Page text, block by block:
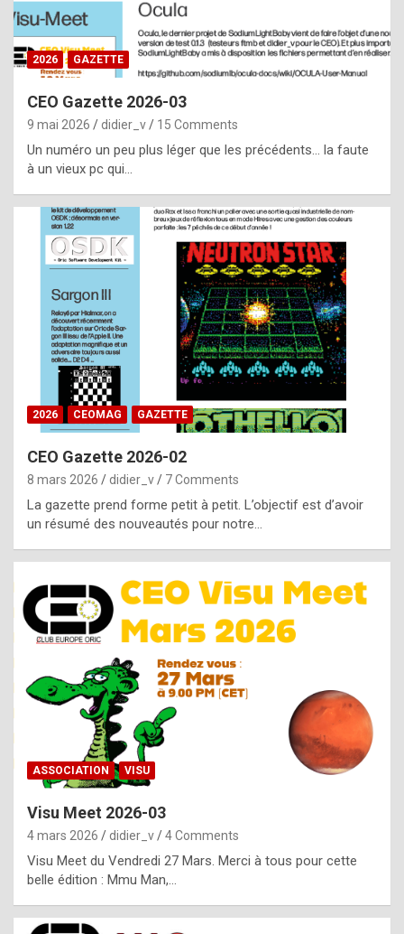
a
s
i
e
f
o
m
m
a
y
b
e
b
y
g
e
n
u
i
n
e
R
o
p
l
c
2026 GAZETTE
CEO Gazette 2026-03
9 mai 2026 didier_v 15 Comments
Un numéro un peu plus léger que les précédents… la faute
à un vieux pc qui…
2026 CEOMAG GAZETTE
CEO Gazette 2026-02
8 mars 2026 didier_v 7 Comments
La gazette prend forme petit à petit. L’objectif est d’avoir
un résumé des nouveautés pour notre…
ASSOCIATION VISU
Visu Meet 2026-03
4 mars 2026 didier_v 4 Comments
Visu Meet du Vendredi 27 Mars. Merci à tous pour cette
belle édition : Mmu Man,…